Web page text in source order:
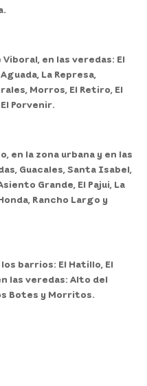
Viboral, en las veredas: El
La Represa,
Morros, El Retiro, El
Porvenir.
en la zona urbana y en las
Guacales, Santa Isabel,
Grande, El Pajui, La
Rancho Largo y
los barrios: El Hatillo, El
las veredas: Alto del
Botes y Morritos.